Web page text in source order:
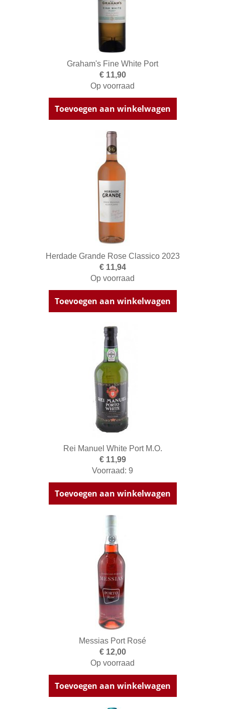
Graham's Fine White Port
€ 11,90
Op voorraad
Toevoegen aan winkelwagen
Herdade Grande Rose Classico 2023
€ 11,94
Op voorraad
Toevoegen aan winkelwagen
Rei Manuel White Port M.O.
€ 11,99
Voorraad: 9
Toevoegen aan winkelwagen
Messias Port Rosé
€ 12,00
Op voorraad
Toevoegen aan winkelwagen